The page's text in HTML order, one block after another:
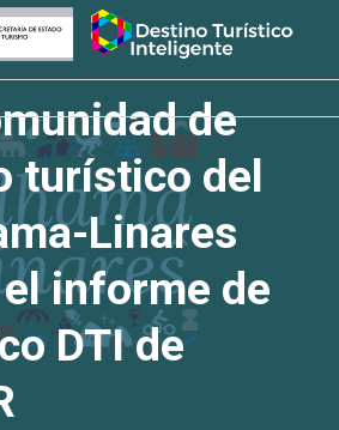
de
turístico del
Linares
informe de
DTI de